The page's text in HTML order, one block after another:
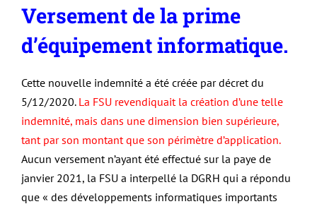
Versement de la prime
d’équipement informatique.
Cette nouvelle indemnité a été créée par décret du
5/12/2020.La FSU revendiquait la création d’une telle
indemnité, mais dans une dimension bien supérieure,
tant par son montant que son périmètre d’application.
Aucun versement n’ayant été effectué sur la paye de
janvier 2021, la FSU a interpellé la DGRH qui a répondu
que « des développements informatiques importants